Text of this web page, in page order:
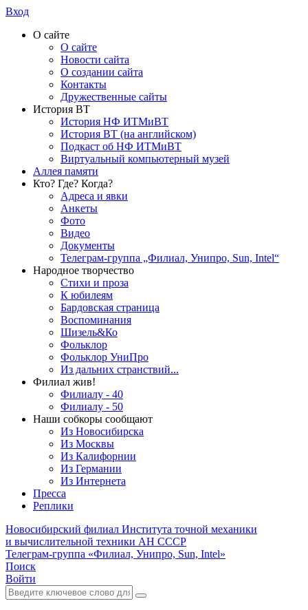
Вход
О сайте
О сайте
Новости сайта
О создании сайта
Контакты
Дружественные сайты
История ВТ
История НФ ИТМиВТ
История ВТ (на английском)
Подкаст об НФ ИТМиВТ
Виртуальный компьютерный музей
Аллея памяти
Кто? Где? Когда?
Адреса и явки
Анкеты
Фото
Видео
Документы
Телеграм-группа „Филиал, Унипро, Sun, Intel“
Народное творчество
Стихи и проза
К юбилеям
Бардовская страница
Воспоминания
Шизель&Ко
Фольклор
Фольклор УниПро
Из дальних странствий...
Филиал жив!
Филиалу - 40
Филиалу - 50
Наши собкоры сообщают
Из Новосибирска
Из Москвы
Из Калифорнии
Из Германии
Из Интернета
Пресса
Реплики
Новосибирский филиал Института точной механики
и вычислительной техники АН СССР
Телеграм-группа «Филиал, Унипро, Sun, Intel»
Поиск
Войти